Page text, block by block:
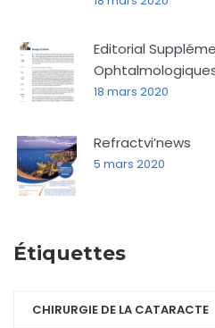
Editorial
18 mars 2020
Refractvi’news
5 mars 2020
Étiquettes
CHIRURGIE DE LA CATARACTE